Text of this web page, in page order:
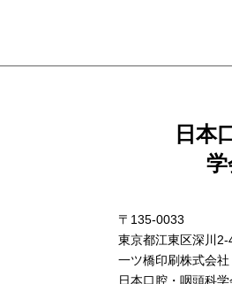
日本
〒135-0033
東京都江東区深川2-
一ツ橋印刷株式会
日本口腔・咽頭科